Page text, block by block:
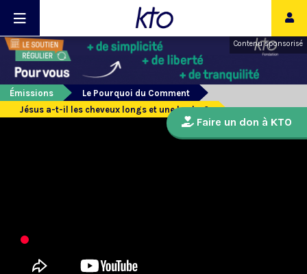
Contenu sponsorisé
Émissions
Le Pourquoi du Comment
Jésus a-t-il les cheveux longs et une barbe ?
Faire un don à KTO